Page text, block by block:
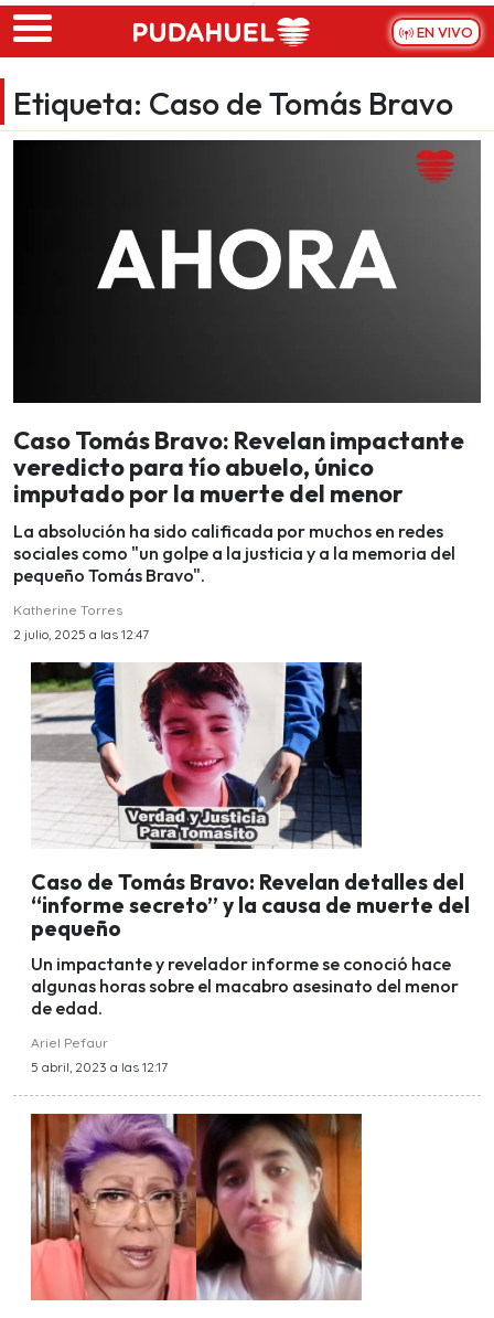
Skip to main content
EN VIVO
Etiqueta: Caso de Tomás Bravo
Caso Tomás Bravo: Revelan impactante
veredicto para tío abuelo, único
imputado por la muerte del menor
La absolución ha sido calificada por muchos en redes
sociales como "un golpe a la justicia y a la memoria del
pequeño Tomás Bravo".
Katherine Torres
2 julio, 2025 a las 12:47
Caso de Tomás Bravo: Revelan detalles del
“informe secreto” y la causa de muerte del
pequeño
Un impactante y revelador informe se conoció hace
algunas horas sobre el macabro asesinato del menor
de edad.
Ariel Pefaur
5 abril, 2023 a las 12:17